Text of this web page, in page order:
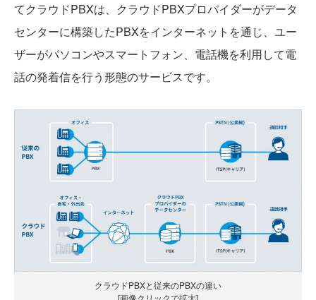
てクラウドPBXは、クラウドPBXプロバイダーがデータ
センターに構築したPBXをインターネットを通じ、ユー
ザーがパソコンやスマートフォン、電話機を利用して電
話の発着信を行う形態のサービスです。
クラウドPBXと従来のPBXの違い
[画像クリックで拡大]